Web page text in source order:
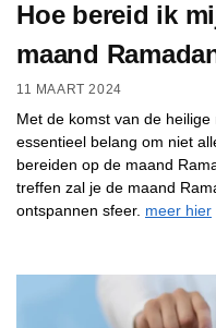
Hoe bereid ik
maand
11 MAART 2024
Met de komst van de
essentieel belang om niet
bereiden op de maand
treffen zal je de maand
ontspannen sfeer. meer hier